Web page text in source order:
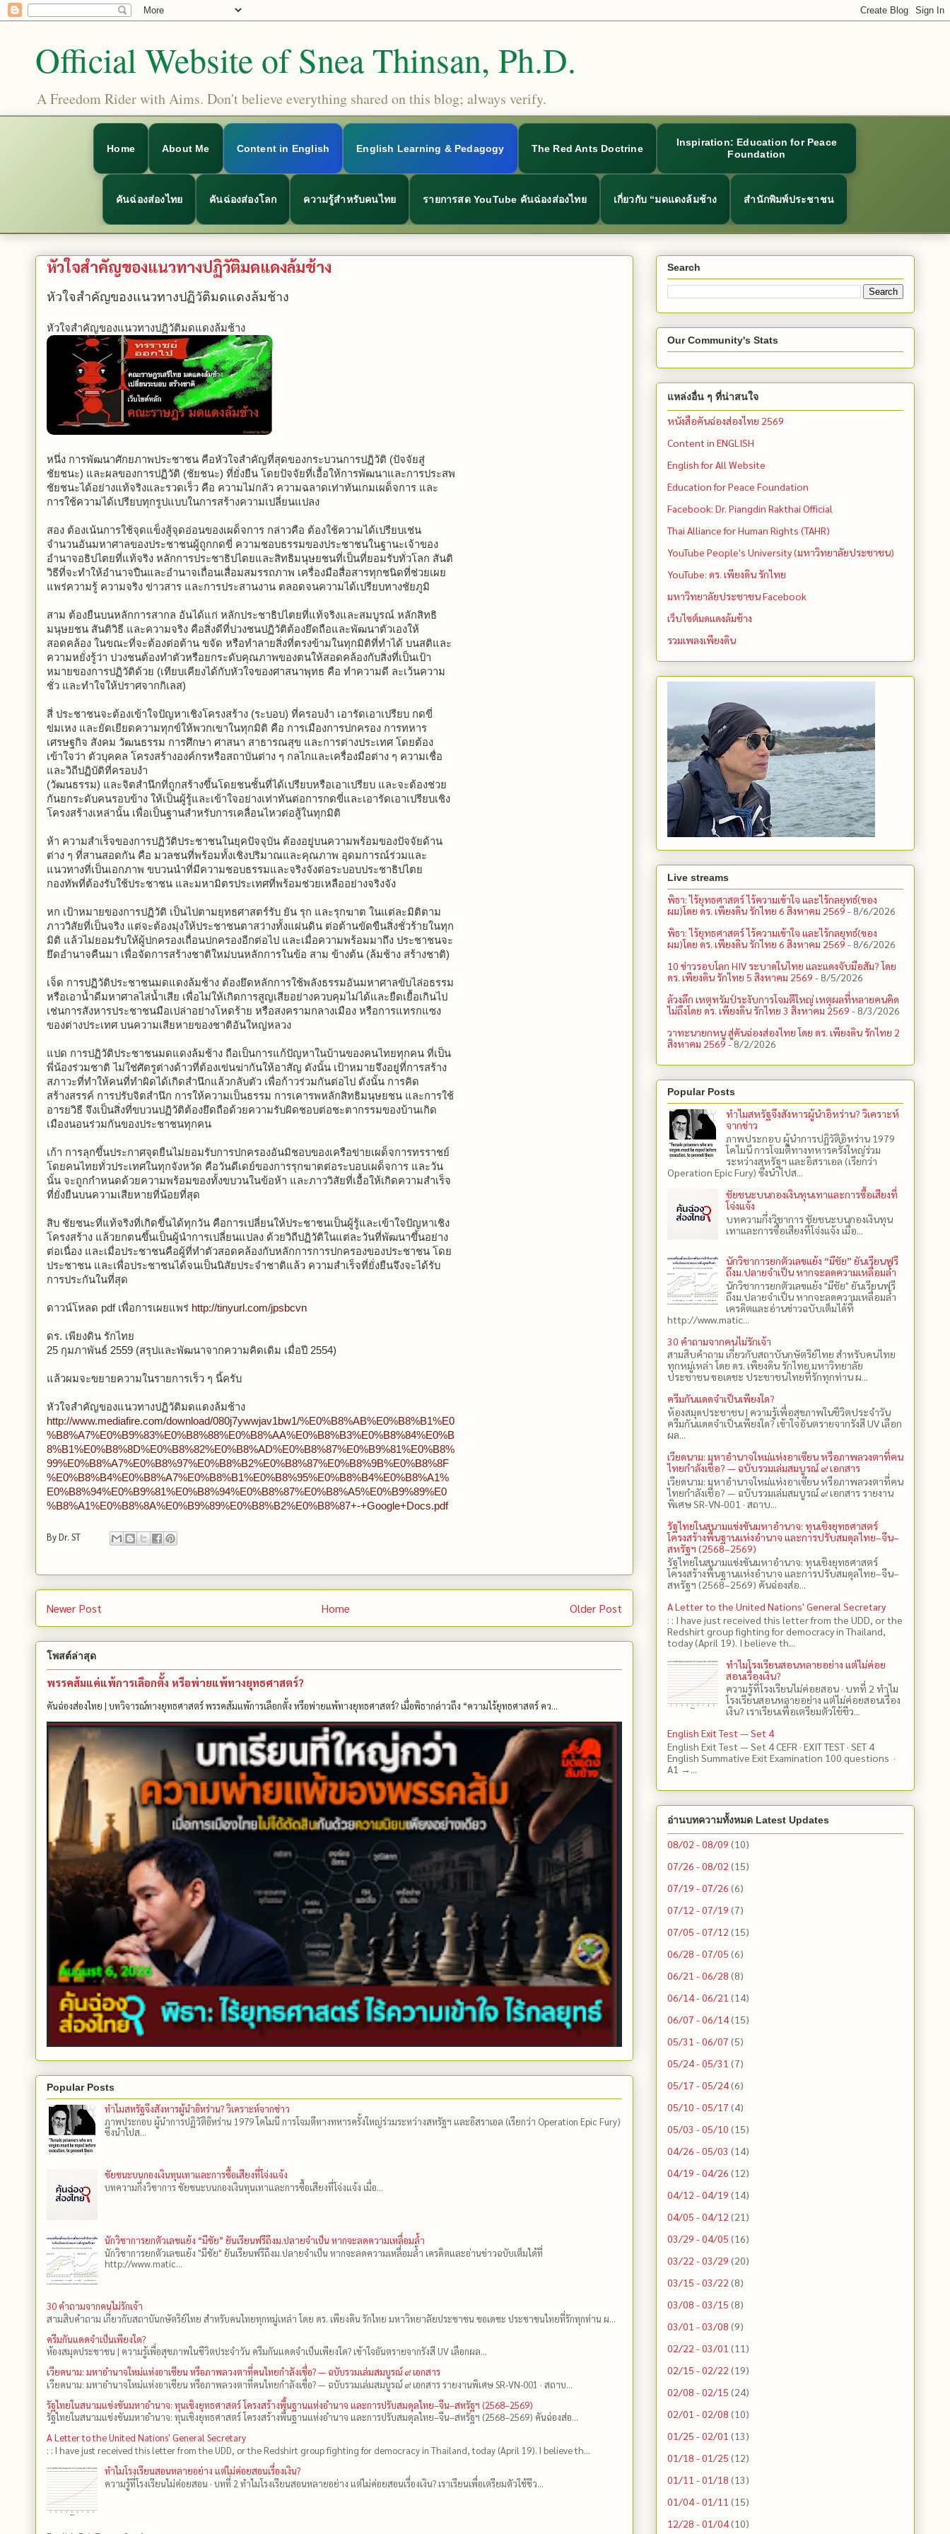
Official Website of Snea Thinsan, Ph.D.
A Freedom Rider with Aims. Don't believe everything shared on this blog; always verify.
Home About Me Content in English English Learning & Pedagogy The Red Ants Doctrine
Inspiration: Education for Peace
Foundation
คันฉ่องส่องไทย คันฉ่องส่องโลก ความรู้สำหรับคนไทย รายการสด YouTube คันฉ่องส่องไทย เกี่ยวกับ “มดแดงล้มช้าง สำนักพิมพ์ประชาชน
หัวใจสำคัญของแนวทางปฏิวัติมดแดงล้มช้าง
หัวใจสำคัญของแนวทางปฏิวัติมดแดงล้มช้าง
หัวใจสำคัญของแนวทางปฏิวัติมดแดงล้มช้าง
หนึ่ง การพัฒนาศักยภาพประชาชน คือหัวใจสำคัญที่สุดของกระบวนการปฏิวัติ (ปัจจัยสู่
ชัยชนะ) และผลของการปฏิวัติ (ชัยชนะ) ที่ยั่งยืน โดยปัจจัยที่เอื้อให้การพัฒนาและการประสพ
ชัยชนะได้อย่างแท้จริงและรวดเร็ว คือ ความไม่กลัว ความฉลาดเท่าทันเกมเผด็จการ และ
การใช้ความได้เปรียบทุกรูปแบบในการสร้างความเปลี่ยนแปลง
สอง ต้องเน้นการใช้จุดแข็งสู้จุดอ่อนของเผด็จการ กล่าวคือ ต้องใช้ความได้เปรียบเช่น
จำนวนอันมหาศาลของประชาชนผู้ถูกกดขี่ ความชอบธรรมของประชาชนในฐานะเจ้าของ
อำนาจอธิปไตยที่แท้จริง หลักการประชาธิปไตยและสิทธิมนุษยชนที่เป็นที่ยอมรับทั่วโลก สันติ
วิธีที่จะทำให้อำนาจปืนและอำนาจเถื่อนเสื่อมสมรรถภาพ เครื่องมือสื่อสารทุกชนิดที่ช่วยเผย
แพร่ความรู้ ความจริง ข่าวสาร และการประสานงาน ตลอดจนความได้เปรียบทางชัยภูมิ
สาม ต้องยืนบนหลักการสากล อันได้แก่ หลักประชาธิปไตยที่แท้จริงและสมบูรณ์ หลักสิทธิ
มนุษยชน สันติวิธี และความจริง คือสิ่งดีที่ปวงชนปฏิวัติต้องยึดถือและพัฒนาตัวเองให้
สอดคล้อง ในขณะที่จะต้องต่อต้าน ขจัด หรือทำลายสิ่งที่ตรงข้ามในทุกมิติที่ทำได้ บนสติและ
ความหยั่งรู้ว่า ปวงชนต้องทำตัวหรือยกระดับคุณภาพของตนให้สอดคล้องกับสิ่งที่เป็นเป้า
หมายของการปฏิวัติด้วย (เทียบเคียงได้กับหัวใจของศาสนาพุทธ คือ ทำความดี ละเว้นความ
ชั่ว และทำใจให้ปราศจากกิเลส)
สี่ ประชาชนจะต้องเข้าใจปัญหาเชิงโครงสร้าง (ระบอบ) ที่ครอบงำ เอารัดเอาเปรียบ กดขี่
ข่มเหง และยัดเยียดความทุกข์ให้พวกเขาในทุกมิติ คือ การเมืองการปกครอง การทหาร
เศรษฐกิจ สังคม วัฒนธรรม การศึกษา ศาสนา สาธารณสุข และการต่างประเทศ โดยต้อง
เข้าใจว่า ตัวบุคคล โครงสร้างองค์กรหรือสถาบันต่าง ๆ กลไกและเครื่องมือต่าง ๆ ความเชื่อ
และวิถีปฏิบัติที่ครอบงำ
(วัฒนธรรม) และจิตสำนึกที่ถูกสร้างขึ้นโดยชนชั้นที่ได้เปรียบหรือเอาเปรียบ และจะต้องช่วย
กันยกระดับคนรอบข้าง ให้เป็นผู้รู้และเข้าใจอย่างเท่าทันต่อการกดขี่และเอารัดเอาเปรียบเชิง
โครงสร้างเหล่านั้น เพื่อเป็นฐานสำหรับการเคลื่อนไหวต่อสู้ในทุกมิติ
ห้า ความสำเร็จของการปฏิวัติประชาชนในยุคปัจจุบัน ต้องอยู่บนความพร้อมของปัจจัยด้าน
ต่าง ๆ ที่สานสอดกัน คือ มวลชนที่พร้อมทั้งเชิงปริมาณและคุณภาพ อุดมการณ์ร่วมและ
แนวทางที่เป็นเอกภาพ ขบวนนำที่มีความชอบธรรมและจริงจังต่อระบอบประชาธิปไตย
กองทัพที่ต้องรับใช้ประชาชน และมหามิตรประเทศที่พร้อมช่วยเหลืออย่างจริงจัง
หก เป้าหมายของการปฏิวัติ เป็นไปตามยุทธศาสตร์รับ ยัน รุก และรุกฆาต ในแต่ละมิติตาม
ภาววิสัยที่เป็นจริง แต่จะต้องมุ่งให้ประชาชนตาสว่างทั้งแผ่นดิน ต่อต้านขัดขืนสิ่งชั่วร้ายในทุก
มิติ แล้วไม่ยอมรับให้ผู้ปกครองเถื่อนปกครองอีกต่อไป และเมื่อความพร้อมมาถึง ประชาชนจะ
ยึดอำนาจคืนมา เพื่อจัดการสร้างชาติใหม่บนหลักการในข้อ สาม ข้างต้น (ล้มช้าง สร้างชาติ)
เจ็ด การปฏิวัติประชาชนมดแดงล้มช้าง ต้องยึดหลักการใช้พลังธรรมอันมหาศาลขับไล่อธรรม
หรือเอาน้ำดีมหาศาลไล่น้ำเสีย เพื่อไม่ให้เกิดการสูญเสียอย่างควบคุมไม่ได้และยืดเยื้อเกินไป
เช่นการสังหารประชาชนมือเปล่าอย่างโหดร้าย หรือสงครามกลางเมือง หรือการแทรกแซง
ของต่างประเทศ บนความเสียหายของชาติอันใหญ่หลวง
แปด การปฏิวัติประชาชนมดแดงล้มช้าง ถือเป็นการแก้ปัญหาในบ้านของคนไทยทุกคน ที่เป็น
พี่น้องร่วมชาติ ไม่ใช่ศัตรูต่างด้าวที่ต้องเข่นฆ่ากันให้อาสัญ ดังนั้น เป้าหมายจึงอยู่ที่การสร้าง
สภาวะที่ทำให้คนที่ทำผิดได้เกิดสำนึกแล้วกลับตัว เพื่อก้าวร่วมกันต่อไป ดังนั้น การคิด
สร้างสรรค์ การปรับจิตสำนึก การให้ความเป็นธรรม การเคารพหลักสิทธิมนุษยชน และการใช้
อารยวิธี จึงเป็นสิ่งที่ขบวนปฏิวัติต้องยึดถือด้วยความรับผิดชอบต่อชะตากรรมของบ้านเกิด
เมืองนอนร่วมกันของประชาชนทุกคน
เก้า การลุกขึ้นประกาศจุดยืนไม่ยอมรับการปกครองอันมิชอบของเครือข่ายเผด็จการทรราชย์
โดยคนไทยทั่วประเทศในทุกจังหวัด คือวันดีเดย์ของการรุกฆาตต่อระบอบเผด็จการ และวัน
นั้น จะถูกกำหนดด้วยความพร้อมของทั้งขบวนในข้อห้า และภาววิสัยที่เอื้อให้เกิดความสำเร็จ
ที่ยั่งยืนบนความเสียหายที่น้อยที่สุด
สิบ ชัยชนะที่แท้จริงที่เกิดขึ้นได้ทุกวัน คือการเปลี่ยนให้ประชาชนเป็นผู้รู้และเข้าใจปัญหาเชิง
โครงสร้าง แล้วยกตนขึ้นเป็นผู้นำการเปลี่ยนแปลง ด้วยวิถีปฏิวัติในแต่ละวันที่พัฒนาขึ้นอย่าง
ต่อเนื่อง และเมื่อประชาชนคือผู้ที่ทำตัวสอดคล้องกับหลักการการปกครองของประชาชน โดย
ประชาชน และเพื่อประชาชนได้จนเป็นนิสัยประจำชาติแล้ว ความสำเร็จที่ยั่งยืนจึงจะได้รับ
การประกันในที่สุด
ดาวน์โหลด pdf เพื่อการเผยแพร่ http://tinyurl.com/jpsbcvn
ดร. เพียงดิน รักไทย
25 กุมภาพันธ์ 2559 (สรุปและพัฒนาจากความคิดเดิม เมื่อปี 2554)
แล้วผมจะขยายความในรายการเร็ว ๆ นี้ครับ
หัวใจสำคัญของแนวทางปฏิวัติมดแดงล้มช้าง
http://www.mediafire.com/download/080j7ywwjav1bw1/%E0%B8%AB%E0%B8%B1%E0
%B8%A7%E0%B9%83%E0%B8%88%E0%B8%AA%E0%B8%B3%E0%B8%84%E0%B
8%B1%E0%B8%8D%E0%B8%82%E0%B8%AD%E0%B8%87%E0%B9%81%E0%B8%
99%E0%B8%A7%E0%B8%97%E0%B8%B2%E0%B8%87%E0%B8%9B%E0%B8%8F
%E0%B8%B4%E0%B8%A7%E0%B8%B1%E0%B8%95%E0%B8%B4%E0%B8%A1%
E0%B8%94%E0%B9%81%E0%B8%94%E0%B8%87%E0%B8%A5%E0%B9%89%E0
%B8%A1%E0%B8%8A%E0%B9%89%E0%B8%B2%E0%B8%87+-+Google+Docs.pdf
ByDr. ST
Newer Post Older Post
Home
โพสต์ล่าสุด
พรรคส้มแค่แพ้การเลือกตั้ง หรือพ่ายแพ้ทางยุทธศาสตร์?
คันฉ่องส่องไทย | บทวิจารณ์ทางยุทธศาสตร์ พรรคส้มแพ้การเลือกตั้ง หรือพ่ายแพ้ทางยุทธศาสตร์? เมื่อพิธากล่าวถึง “ความไร้ยุทธศาสตร์ คว...
Popular Posts
ทำไมสหรัฐจึงสังหารผู้นำอิหร่าน? วิเคราะห์จากข่าว
ภาพประกอบ ผู้นำการปฏิวัติอิหร่าน 1979 โคไมนี การโจมตีทางทหารครั้งใหญ่ร่วมระหว่างสหรัฐฯ และอิสราเอล (เรียกว่า Operation Epic Fury)
ซึ่งนำไปส...
ชัยชนะบนกองเงินทุนเทาและการซื้อเสียงที่โจ่งแจ้ง
บทความกึ่งวิชาการ ชัยชนะบนกองเงินทุนเทาและการซื้อเสียงที่โจ่งแจ้ง เมื่อ...
นักวิชาการยกตัวเลขแย้ง “มีชัย” ยันเรียนฟรีถึงม.ปลายจำเป็น หากจะลดความเหลื่อมล้ำ
นักวิชาการยกตัวเลขแย้ง "มีชัย" ยันเรียนฟรีถึงม.ปลายจำเป็น หากจะลดความเหลื่อมล้ำ เครดิตและอ่านข่าวฉบับเต็มได้ที่
http://www.matic...
30 คำถามจากคนไม่รักเจ้า
สามสิบคำถาม เกี่ยวกับสถาบันกษัตริย์ไทย สำหรับคนไทยทุกหมู่เหล่า โดย ดร.​ เพียงดิน รักไทย มหาวิทยาลัยประชาชน ขอเดชะ ประชาชนไทยที่รักทุกท่าน ผ...
ครีมกันแดดจำเป็นเพียงใด?
ห้องสมุดประชาชน | ความรู้เพื่อสุขภาพในชีวิตประจำวัน ครีมกันแดดจำเป็นเพียงใด? เข้าใจอันตรายจากรังสี UV เลือกผล...
เวียดนาม: มหาอำนาจใหม่แห่งอาเซียน หรือภาพลวงตาที่คนไทยกำลังเชื่อ? — ฉบับรวมเล่มสมบูรณ์ ๙ เอกสาร
เวียดนาม: มหาอำนาจใหม่แห่งอาเซียน หรือภาพลวงตาที่คนไทยกำลังเชื่อ? — ฉบับรวมเล่มสมบูรณ์ ๙ เอกสาร รายงานพิเศษ SR-VN-001 · สถาบ...
รัฐไทยในสนามแข่งขันมหาอำนาจ: ทุนเชิงยุทธศาสตร์ โครงสร้างพื้นฐานแห่งอำนาจ และการปรับสมดุลไทย–จีน–สหรัฐฯ (2568–2569)
รัฐไทยในสนามแข่งขันมหาอำนาจ: ทุนเชิงยุทธศาสตร์ โครงสร้างพื้นฐานแห่งอำนาจ และการปรับสมดุลไทย–จีน–สหรัฐฯ (2568–2569) คันฉ่องส่อ...
A Letter to the United Nations' General Secretary
: : I have just received this letter from the UDD, or the Redshirt group fighting for democracy in Thailand, today (April 19). I believe th...
ทำไมโรงเรียนสอนหลายอย่าง แต่ไม่ค่อยสอนเรื่องเงิน?
ความรู้ที่โรงเรียนไม่ค่อยสอน · บทที่ 2 ทำไมโรงเรียนสอนหลายอย่าง แต่ไม่ค่อยสอนเรื่องเงิน? เราเรียนเพื่อเตรียมตัวใช้ชีว...
Search
Our Community's Stats
แหล่งอื่น ๆ ที่น่าสนใจ
หนังสือคันฉ่องส่องไทย 2569
Content in ENGLISH
English for All Website
Education for Peace Foundation
Facebook: Dr. Piangdin Rakthai Official
Thai Alliance for Human Rights (TAHR)
YouTube People's University (มหาวิทยาลัยประชาชน)
YouTube: ดร. เพียงดิน รักไทย
มหาวิทยาลัยประชาชน Facebook
เว็บไซต์มดแดงล้มช้าง
รวมเพลงเพียงดิน
Live streams
พิธา: ไร้ยุทธศาสตร์ ไร้ความเข้าใจ และไร้กลยุทธ์(ของ
ผม)โดย ดร. เพียงดิน รักไทย 6 สิงหาคม 2569 - 8/6/2026
พิธา: ไร้ยุทธศาสตร์ ไร้ความเข้าใจ และไร้กลยุทธ์(ของ
ผม)โดย ดร. เพียงดิน รักไทย 6 สิงหาคม 2569 - 8/6/2026
10 ข่าวรอบโลก HIV ระบาดในไทย และแดงจับมือสัม? โดย
ดร. เพียงดิน รักไทย 5 สิงหาคม 2569 - 8/5/2026
ล้วงลึก เหตุทรัมป์ระงับการโจมตีใหญ่ เหตุผลที่หลายคนคิด
ไม่ถึงโดย ดร. เพียงดิน รักไทย 3 สิงหาคม 2569 - 8/3/2026
วาทะนายกหนู สู่คันฉ่องส่องไทย โดย ดร. เพียงดิน รักไทย 2
สิงหาคม 2569 - 8/2/2026
Popular Posts
ทำไมสหรัฐจึงสังหารผู้นำอิหร่าน? วิเคราะห์
จากข่าว
ภาพประกอบ ผู้นำการปฏิวัติอิหร่าน 1979
โคไมนี การโจมตีทางทหารครั้งใหญ่ร่วม
ระหว่างสหรัฐฯ และอิสราเอล (เรียกว่า
Operation Epic Fury) ซึ่งนำไปส...
ชัยชนะบนกองเงินทุนเทาและการซื้อเสียงที่
โจ่งแจ้ง
บทความกึ่งวิชาการ ชัยชนะบนกองเงินทุน
เทาและการซื้อเสียงที่โจ่งแจ้ง เมื่อ...
นักวิชาการยกตัวเลขแย้ง “มีชัย” ยันเรียนฟรี
ถึงม.ปลายจำเป็น หากจะลดความเหลื่อมล้ำ
นักวิชาการยกตัวเลขแย้ง "มีชัย" ยันเรียนฟรี
ถึงม.ปลายจำเป็น หากจะลดความเหลื่อมล้ำ
เครดิตและอ่านข่าวฉบับเต็มได้ที่
http://www.matic...
30 คำถามจากคนไม่รักเจ้า
สามสิบคำถาม เกี่ยวกับสถาบันกษัตริย์ไทย สำหรับคนไทย
ทุกหมู่เหล่า โดย ดร.​ เพียงดิน รักไทย มหาวิทยาลัย
ประชาชน ขอเดชะ ประชาชนไทยที่รักทุกท่าน ผ...
ครีมกันแดดจำเป็นเพียงใด?
ห้องสมุดประชาชน | ความรู้เพื่อสุขภาพในชีวิตประจำวัน
ครีมกันแดดจำเป็นเพียงใด? เข้าใจอันตรายจากรังสี UV เลือก
ผล...
เวียดนาม: มหาอำนาจใหม่แห่งอาเซียน หรือภาพลวงตาที่คน
ไทยกำลังเชื่อ? — ฉบับรวมเล่มสมบูรณ์ ๙ เอกสาร
เวียดนาม: มหาอำนาจใหม่แห่งอาเซียน หรือภาพลวงตาที่คน
ไทยกำลังเชื่อ? — ฉบับรวมเล่มสมบูรณ์ ๙ เอกสาร รายงาน
พิเศษ SR-VN-001 · สถาบ...
รัฐไทยในสนามแข่งขันมหาอำนาจ: ทุนเชิงยุทธศาสตร์
โครงสร้างพื้นฐานแห่งอำนาจ และการปรับสมดุลไทย–จีน–
สหรัฐฯ (2568–2569)
รัฐไทยในสนามแข่งขันมหาอำนาจ: ทุนเชิงยุทธศาสตร์
โครงสร้างพื้นฐานแห่งอำนาจ และการปรับสมดุลไทย–จีน–
สหรัฐฯ (2568–2569) คันฉ่องส่อ...
A Letter to the United Nations' General Secretary
: : I have just received this letter from the UDD, or the
Redshirt group fighting for democracy in Thailand,
today (April 19). I believe th...
ทำไมโรงเรียนสอนหลายอย่าง แต่ไม่ค่อย
สอนเรื่องเงิน?
ความรู้ที่โรงเรียนไม่ค่อยสอน · บทที่ 2 ทำไม
โรงเรียนสอนหลายอย่าง แต่ไม่ค่อยสอนเรื่อง
เงิน? เราเรียนเพื่อเตรียมตัวใช้ชีว...
English Exit Test — Set 4
English Exit Test — Set 4 CEFR · EXIT TEST · SET 4
English Summative Exit Examination 100 questions ·
A1 →...
อ่านบทความทั้งหมด Latest Updates
08/02 - 08/09 (10)
07/26 - 08/02 (15)
07/19 - 07/26 (6)
07/12 - 07/19 (7)
07/05 - 07/12 (15)
06/28 - 07/05 (6)
06/21 - 06/28 (8)
06/14 - 06/21 (14)
06/07 - 06/14(15)
05/31 - 06/07 (5)
05/24 - 05/31 (7)
05/17 - 05/24(6)
05/10 - 05/17 (4)
05/03 - 05/10 (15)
04/26 - 05/03 (14)
04/19 - 04/26 (12)
04/12 - 04/19 (14)
04/05 - 04/12 (21)
03/29 - 04/05 (16)
03/22 - 03/29 (20)
03/15 - 03/22 (8)
03/08 - 03/15 (8)
03/01 - 03/08 (9)
02/22 - 03/01 (11)
02/15 - 02/22 (19)
02/08 - 02/15 (24)
02/01 - 02/08 (10)
01/25 - 02/01 (13)
01/18 - 01/25 (12)
01/11 - 01/18 (13)
01/04 - 01/11 (15)
12/28 - 01/04(10)